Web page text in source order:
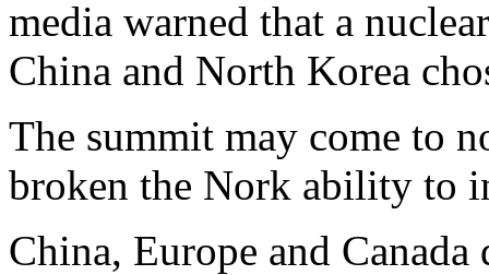
media warned that a nuclear
China and North Korea
The summit may come to
broken the Nork ability to
China, Europe and Canada